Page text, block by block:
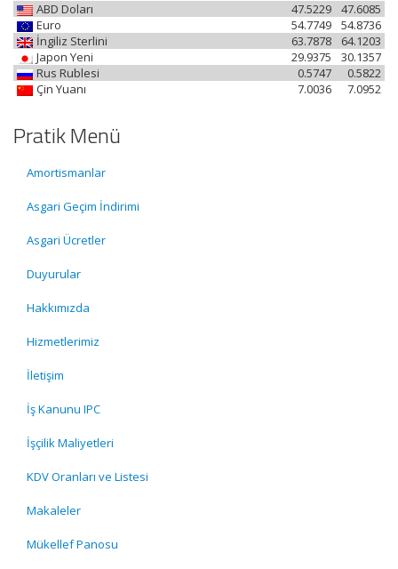
ABD Doları 47.6085
47.5229
Euro
54.8736
54.7749
İngiliz Sterlini
64.1203
63.7878
Japon Yeni
30.1357
29.9375
Rus Rublesi
0.5822
0.5747
Çin Yuanı
7.0952
7.0036
Pratik Menü
Amortismanlar
Asgari Geçim İndirimi
Asgari Ücretler
Duyurular
Hakkımızda
Hizmetlerimiz
İletişim
İş Kanunu IPC
İşçilik Maliyetleri
KDV Oranları ve Listesi
Makaleler
Mükellef Panosu